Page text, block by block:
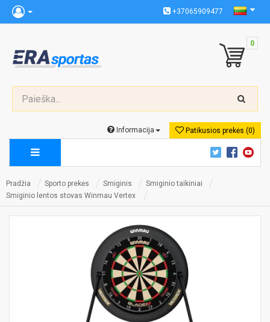
+37065909477
0
Patikusios prekės (0)
Informacija
Pradžia Sporto prekės Smiginis
Smiginio taikiniai
Smiginio lentos stovas Winmau Vertex